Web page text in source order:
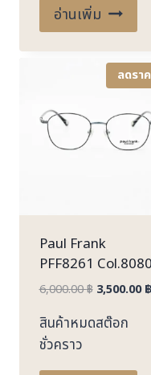
อ่านเพิ่ม
ลดรา
Paul Frank
PFF8261 Col.8080
6,000.00฿ Original
was:
3,500.00฿
สินค้าหมดสต๊อก
ชั่วคราว